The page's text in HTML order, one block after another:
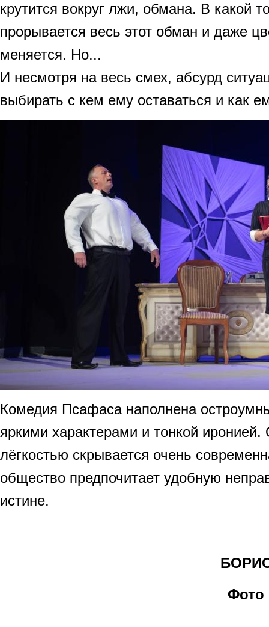
крутится вокруг лжи, обмана. В какой
прорывается весь этот обман и даже
меняется. Но...
И несмотря на весь смех, абсурд
выбирать с кем ему оставаться и как
Комедия Псафаса наполнена
яркими характерами и тонкой
лёгкостью скрывается очень
общество предпочитает удобную
истине.
БОРИС
Фото Юлии